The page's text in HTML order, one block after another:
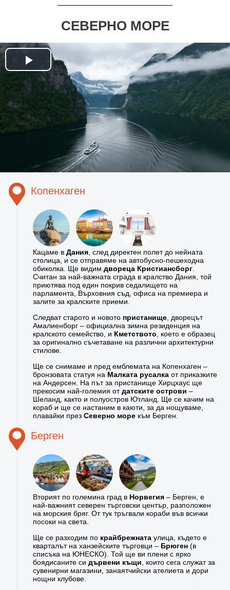
СЕВЕРНО МОРЕ
Play
Video
Копенхаген
Кацаме в Дания , след директен полет до нейната
столица, и се отправяме на автобусно-пешеходна
обиколка. Ще видим двореца Кристиансборг
Считан за най-важната сграда в кралство Дания, той
приютява под един покрив седалището на
парламента, Върховния съд, офиса на премиера и
залите за кралските приеми.
Следват старото и новото пристанище , дворецът
Амалиенборг – официална зимна резиденция на
кралското семейство, и Кметството , което е образец
за оригинално съчетаване на различни архитектурни
стилове.
Ще се снимаме и пред емблемата на Копенхаген –
бронзовата статуя на Малката русалка от приказките
на Андерсен. На път за пристанище Хирцхаус ще
прекосим най-големия отдатските острови –
Шеланд, както и полуостров Ютланд. Ще се качим на
кораб и ще се настаним в каюти, за да нощуваме,
плавайки през Северно море към Берген.
Берген
Вторият по големина град в Норвегия – Берген, е
най-важният северен търговски център, разположен
на морския бряг. От тук тръгвали кораби във всички
посоки на света.
Ще се разходим по крайбрежната улица, където е
кварталът на ханзейските търговци – Брюген (в
списъка на ЮНЕСКО). Той ще ви плени с ярко
боядисаните си дървени къщи , които сега служат за
сувенирни магазини, занаятчийски ателиета и дори
нощни клубове.